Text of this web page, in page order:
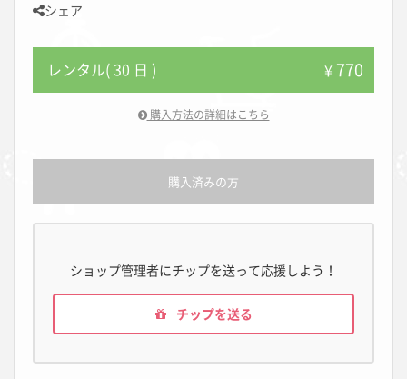
シェア
レンタル( 30 日 ) ¥ 770
購入方法の詳細はこちら
購入済みの方
ショップ管理者にチップを送って応援しよう！
チップを送る